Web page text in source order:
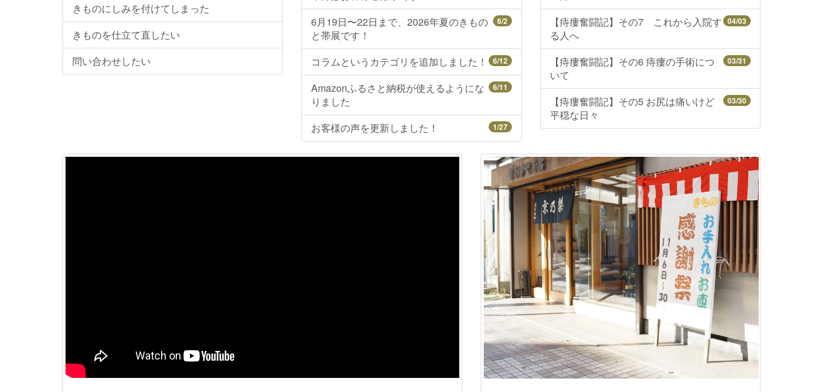
きものにしみを付けてしまった
きものを仕立て直したい
問い合わせしたい
6/2
6月19日〜22日まで、2026年夏のきもの
と帯展です！
6/12
コラムというカテゴリを追加しました！
6/11
Amazonふるさと納税が使えるようにな
りました
1/27
お客様の声を更新しました！
04/03
【痔瘻奮闘記】その7 これから入院す
る人へ
03/31
【痔瘻奮闘記】その6 痔瘻の手術につ
いて
03/30
【痔瘻奮闘記】その5 お尻は痛いけど
平穏な日々